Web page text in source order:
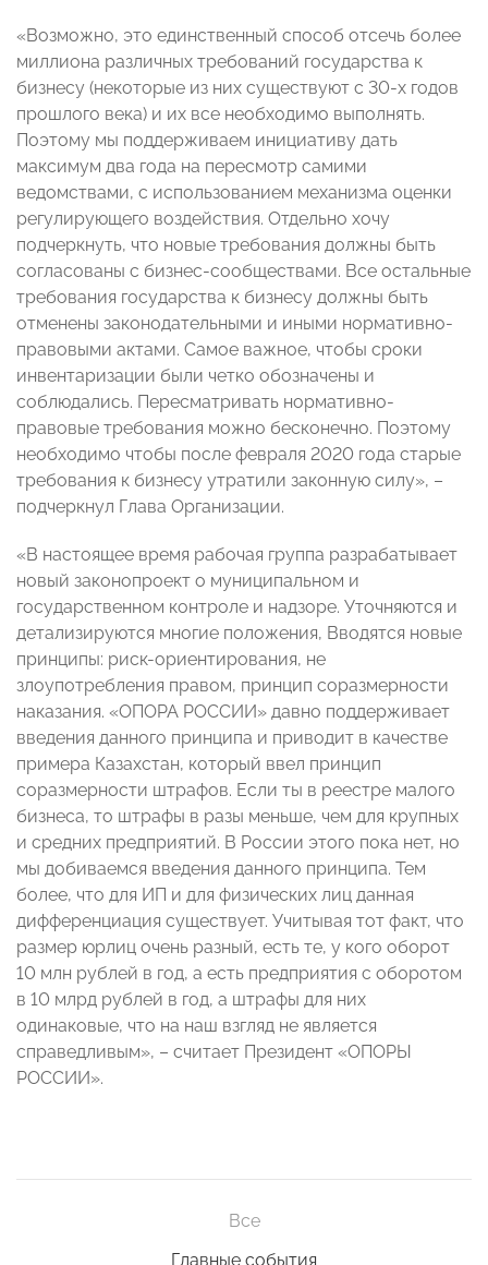
«Возможно, это единственный способ отсечь более
миллиона различных требований государства к
бизнесу (некоторые из них существуют с 30-х годов
прошлого века) и их все необходимо выполнять.
Поэтому мы поддерживаем инициативу дать
максимум два года на пересмотр самими
ведомствами, с использованием механизма оценки
регулирующего воздействия. Отдельно хочу
подчеркнуть, что новые требования должны быть
согласованы с бизнес-сообществами. Все остальные
требования государства к бизнесу должны быть
отменены законодательными и иными нормативно-
правовыми актами. Самое важное, чтобы сроки
инвентаризации были четко обозначены и
соблюдались. Пересматривать нормативно-
правовые требования можно бесконечно. Поэтому
необходимо чтобы после февраля 2020 года старые
требования к бизнесу утратили законную силу», –
подчеркнул Глава Организации.
«В настоящее время рабочая группа разрабатывает
новый законопроект о муниципальном и
государственном контроле и надзоре. Уточняются и
детализируются многие положения, Вводятся новые
принципы: риск-ориентирования, не
злоупотребления правом, принцип соразмерности
наказания. «ОПОРА РОССИИ» давно поддерживает
введения данного принципа и приводит в качестве
примера Казахстан, который ввел принцип
соразмерности штрафов. Если ты в реестре малого
бизнеса, то штрафы в разы меньше, чем для крупных
и средних предприятий. В России этого пока нет, но
мы добиваемся введения данного принципа. Тем
более, что для ИП и для физических лиц данная
дифференциация существует. Учитывая тот факт, что
размер юрлиц очень разный, есть те, у кого оборот
10 млн рублей в год, а есть предприятия с оборотом
в 10 млрд рублей в год, а штрафы для них
одинаковые, что на наш взгляд не является
справедливым», – считает Президент «ОПОРЫ
РОССИИ».
Все
Главные события